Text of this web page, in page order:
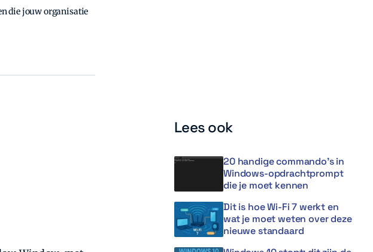
die jouw organisatie
Lees ook
20 handige commando’s in
Windows-opdrachtprompt
die je moet kennen
Dit is hoe Wi-Fi 7 werkt en
wat je moet weten over deze
nieuwe standaard